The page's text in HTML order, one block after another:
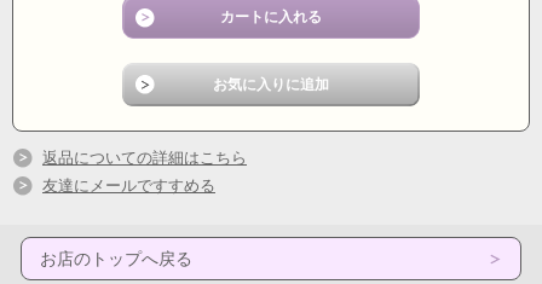
返品についての詳細はこちら
友達にメールですすめる
お店のトップへ戻る